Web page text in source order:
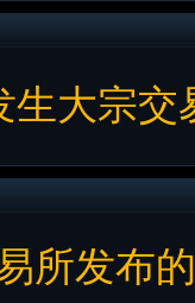
生大宗交
所发布